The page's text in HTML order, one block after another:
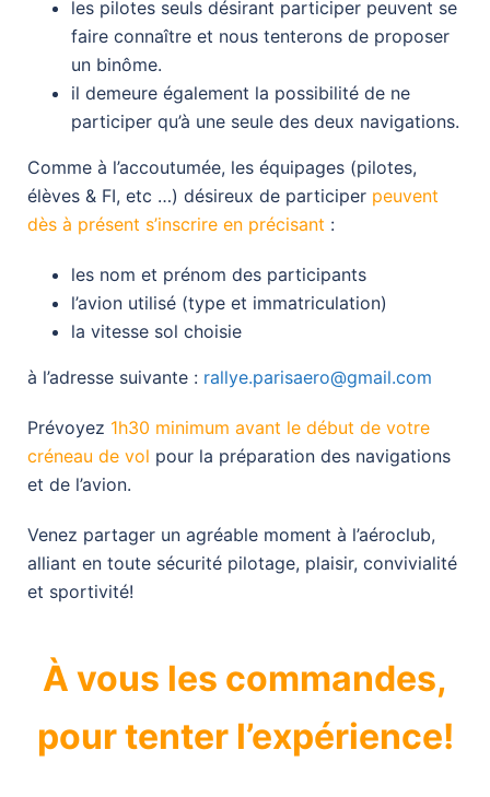
les pilotes seuls désirant participer peuvent se
faire connaître et nous tenterons de proposer
un binôme.
il demeure également la possibilité de ne
participer qu’à une seule des deux navigations.
Comme à l’accoutumée, les équipages (pilotes,
élèves & FI, etc …) désireux de participer peuvent
dès à présent s’inscrire en précisant :
les nom et prénom des participants
l’avion utilisé (type et immatriculation)
la vitesse sol choisie
à l’adresse suivante : rallye.parisaero@gmail.com
Prévoyez 1h30 minimum avant le début de votre
créneau de vol pour la préparation des navigations
et de l’avion.
Venez partager un agréable moment à l’aéroclub,
alliant en toute sécurité pilotage, plaisir, convivialité
et sportivité!
À vous les commandes,
pour tenter l’expérience!